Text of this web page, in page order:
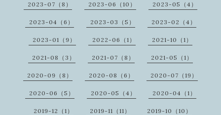
2023-07（8） 2023-06（10） 2023-05（4）
2023-04（6） 2023-03（5） 2023-02（4）
2023-01（9） 2022-06（1） 2021-10（1）
2021-08（3） 2021-07（8） 2021-05（1）
2020-09（8） 2020-08（6） 2020-07（19）
2020-06（5） 2020-05（4） 2020-04（1）
2019-12（1） 2019-11（11） 2019-10（10）